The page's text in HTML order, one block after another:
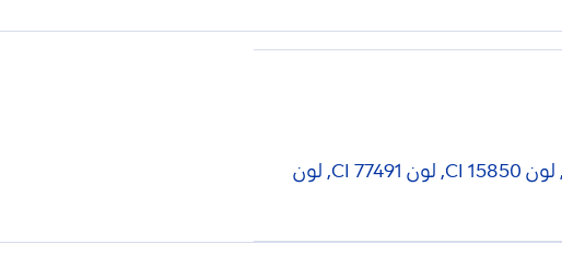
زيت بذور اللفت المهدرج, أروما, لون CI 45380, لون CI 15850, لون CI 77491, لون